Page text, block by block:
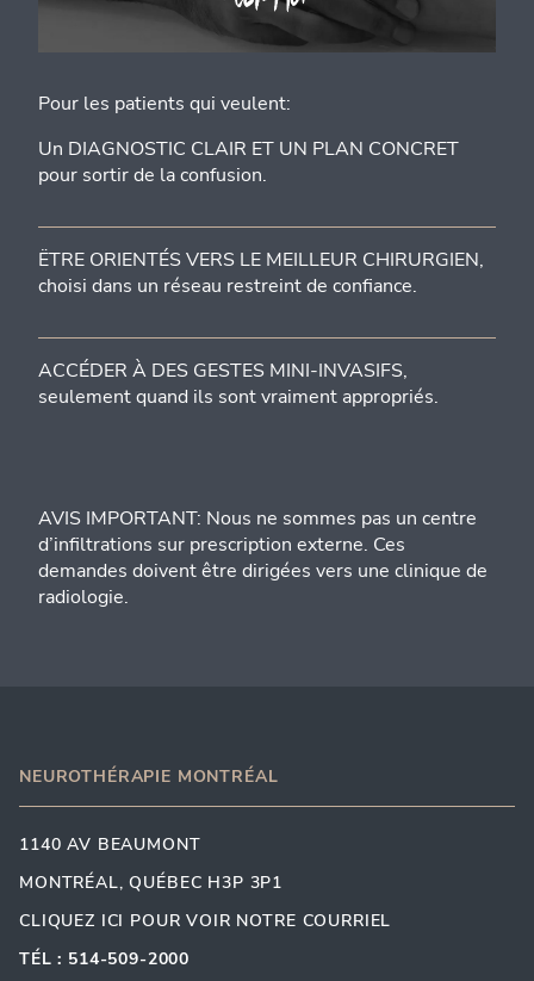
Pour les patients qui veulent:
Un DIAGNOSTIC CLAIR ET UN PLAN CONCRET
pour sortir de la confusion.
ËTRE ORIENTÉS VERS LE MEILLEUR CHIRURGIEN,
choisi dans un réseau restreint de confiance.
ACCÉDER À DES GESTES MINI-INVASIFS,
seulement quand ils sont vraiment appropriés.
AVIS IMPORTANT: Nous ne sommes pas un centre
d’infiltrations sur prescription externe. Ces
demandes doivent être dirigées vers une clinique de
radiologie.
NEUROTHÉRAPIE MONTRÉAL
1140 AV BEAUMONT
MONTRÉAL, QUÉBEC H3P 3P1
CLIQUEZ ICI POUR VOIR NOTRE COURRIEL
TÉL : 514-509-2000